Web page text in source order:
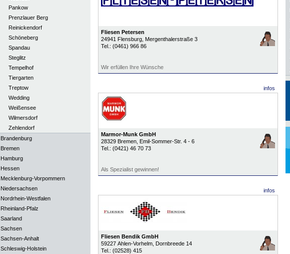
Pankow
Prenzlauer Berg
Reinickendorf
Schöneberg
Spandau
Steglitz
Tempelhof
Tiergarten
Treptow
Wedding
Weißensee
Wilmersdorf
Zehlendorf
Brandenburg
Bremen
Hamburg
Hessen
Mecklenburg-Vorpommern
Niedersachsen
Nordrhein-Westfalen
Rheinland-Pfalz
Saarland
Sachsen
Sachsen-Anhalt
Schleswig-Holstein
Fliesen Petersen
24941 Flensburg, Mergenthalerstraße 3
Tel.: (0461) 966 86
Wir erfüllen Ihre Wünsche
infos
Marmor-Munk GmbH
28329 Bremen, Emil-Sommer-Str. 4 - 6
Tel.: (0421) 46 70 73
Als Spezialist gewinnen!
infos
Fliesen Bendik GmbH
59227 Ahlen-Vorhelm, Dornbreede 14
Tel.: (02528) 415